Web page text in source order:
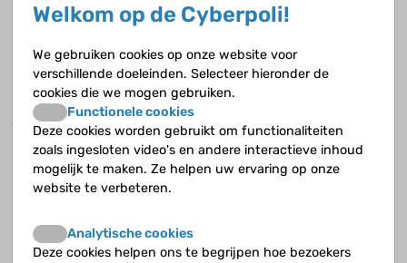
voor de gevolgen.
De eerste prik
Herinner jij je ook nog je eerste prik? Waar je was, wie erbij waren en vooral hoe
je je voelde? Alle eerste keren zijn belangrijk. Ook de eerste prik bij diabetes.
Ramadan
drinken.
Welkom op de Cyberpoli!
We gebruiken cookies op onze website voor
verschillende doeleinden. Selecteer hieronder de
cookies die we mogen gebruiken.
Functionele cookies
Deze cookies worden gebruikt om functionaliteiten
zoals ingesloten video's en andere interactieve inhoud
mogelijk te maken. Ze helpen uw ervaring op onze
website te verbeteren.
Analytische cookies
Deze cookies helpen ons te begrijpen hoe bezoekers